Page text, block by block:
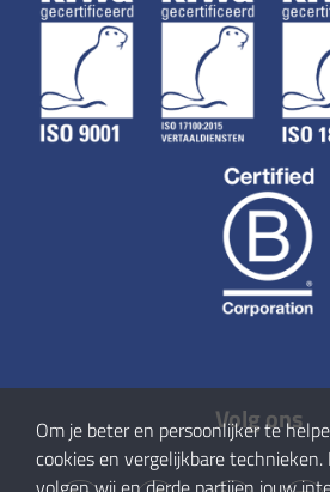
Volg ons
Om je beter en persoonlijker te
cookies en vergelijkbare